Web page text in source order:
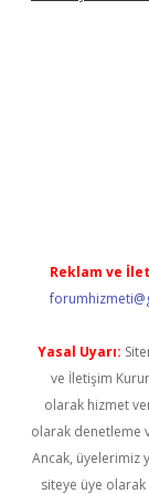
Reklam ve
Yasal Uyarı:
ve İletişim
olarak hizmet
olarak denetleme
Ancak, üyelerimiz
siteye üye